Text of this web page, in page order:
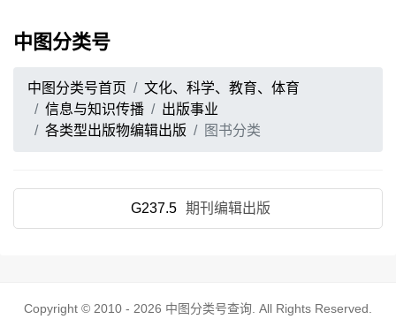
中图分类号
中图分类号首页
文化、科学、教育、体育
信息与知识传播
出版事业
各类型出版物编辑出版
图书分类
G237.5 期刊编辑出版
Copyright © 2010 - 2026 中图分类号查询 . All Rights Reserved.